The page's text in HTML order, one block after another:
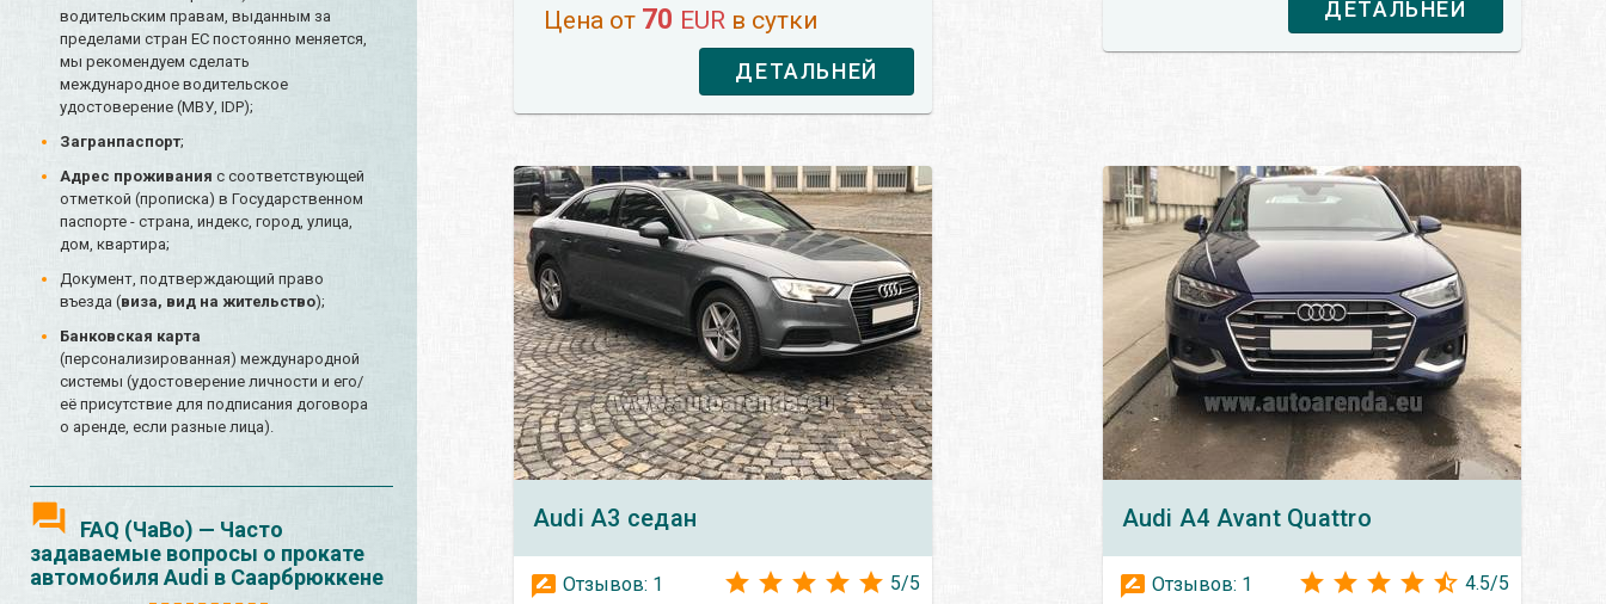
водительским правам, выданным за
пределами стран ЕС постоянно меняется,
мы рекомендуем сделать
международное водительское
удостоверение (МВУ, IDP);
Загранпаспорт;
Адрес проживания с соответствующей
отметкой (прописка) в Государственном
паспорте - страна, индекс, город, улица,
дом, квартира;
Документ, подтверждающий право
въезда (виза, вид на жительство);
Банковская карта
(персонализированная) международной
системы (удостоверение личности и его/
её присутствие для подписания договора
о аренде, если разные лица).
FAQ (ЧаВо) — Часто
задаваемые вопросы о прокате
автомобиля Audi в Саарбрюккене
Цена от 70 EUR в сутки
ДЕТАЛЬНЕЙ
ДЕТАЛЬНЕЙ
Audi A3 седан
Отзывов: 1 5/5
Audi A4 Avant Quattro
Отзывов: 1 4.5/5